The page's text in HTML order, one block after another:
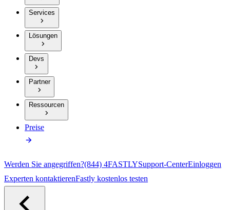
Services
Lösungen
Devs
Partner
Ressourcen
Preise
Werden Sie angegriffen?(844) 4FASTLYSupport-CenterEinloggen
Experten kontaktierenFastly kostenlos testen